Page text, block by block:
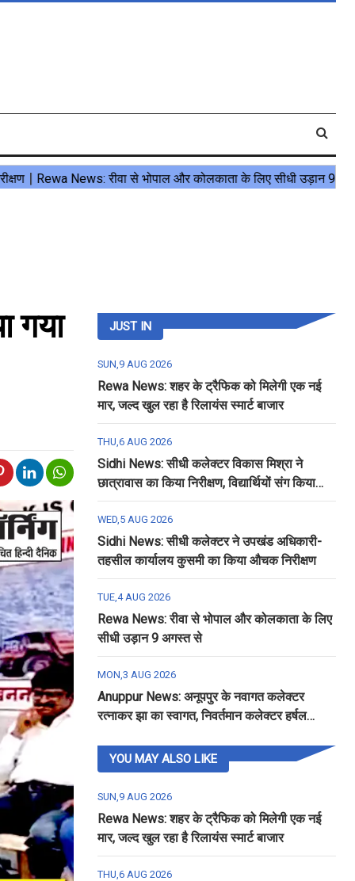
गया
JUST IN
SUN,9 AUG 2026
Rewa News: शहर के ट्रैफिक को मिलेगी एक नई
मार, जल्द खुल रहा है रिलायंस स्मार्ट बाजार
THU,6 AUG 2026
Sidhi News: सीधी कलेक्टर विकास मिश्रा ने
छात्रावास का किया निरीक्षण, विद्यार्थियों संग किया
रात्रि भोजन
WED,5 AUG 2026
Sidhi News: सीधी कलेक्टर ने उपखंड अधिकारी-
तहसील कार्यालय कुसमी का किया औचक निरीक्षण
TUE,4 AUG 2026
Rewa News: रीवा से भोपाल और कोलकाता के लिए
सीधी उड़ान 9 अगस्त से
MON,3 AUG 2026
Anuppur News: अनूपपुर के नवागत कलेक्टर
रत्नाकर झा का स्वागत, निवर्तमान कलेक्टर हर्षल
YOU MAY ALSO LIKE
SUN,9 AUG 2026
Rewa News: शहर के ट्रैफिक को मिलेगी एक नई
मार, जल्द खुल रहा है रिलायंस स्मार्ट बाजार
THU,6 AUG 2026